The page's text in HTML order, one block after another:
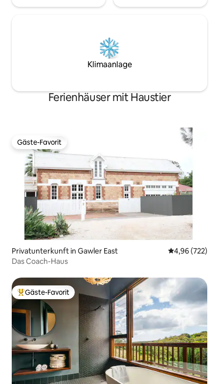
Klimaanlage
Ferienhäuser mit Haustier
Gäste-Favorit
Gäste-Favorit
Privatunterkunft in Gawler East
4,96 (722)
Das Coach-Haus
Beliebter Gäste-Favorit.
Gäste-Favorit